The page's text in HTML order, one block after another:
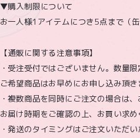
▼購入制限について
お一人様1アイテムにつき5点まで（
【通販に関する注意事項】
・受注受付ではございません。数量限
ご希望商品はお早めにお申し込み頂き
・複数商品を同時にご注文の場合は
お届け時期をご確認の上、お買い求め
・発送のタイミングはご注文いただ